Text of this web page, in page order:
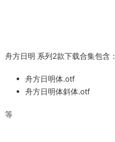
舟方日明 系列2款下载合集包含：
舟方日明体.otf
舟方日明体斜体.otf
等